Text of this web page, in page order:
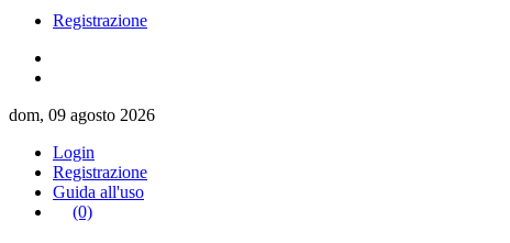
Registrazione
dom, 09 agosto 2026
Login
Registrazione
Guida all'uso
(0)